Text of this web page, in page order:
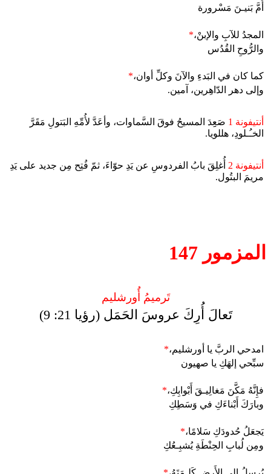
أُمَّ بَنيـنَ مَسْرورة
المجدُ للآبِ والإبنْ،*
والرُّوحِ القُدُس
كما كان في البَدءِ والآنَ وكلِّ أوان،*
وإلى دهر الدّاهِرين، آمين.
أنتيفونة 1
صَعِِدَ المسيحُ فوقَ السَّماوات، وأعَدَّ لأُمِّهِ البَتولِ مَقَرَّ
الخـُـلودِ، هللويا.
أنتيفونة 2
أُغلِقَ بابُ الفردوسِ عن يَدِ حوّاءَ، ثمّ فُتِح مِن جديد على يَدِ
مريمَ البتُول.
المزمور 147
تَرميمُ أُورشليم
تَعالَ أُرِكَ عروسَ الحَمَل (رؤيا 21: 9)
امدحي الربَّ يا أورشليم،*
سبِّحي إلهَكِ يا صهيون
فإِنَّهُ مَكَّنَ مَغالِيـقَ أَبْوابِكِ،*
وبارَكَ أَبْناءَكِ في وَسَطِكِ
يَجعَلُ حُدودَكِ سَلامًا،*
ومِن لُبابِ الحِنْطَةِ يُشبِـعُكِ